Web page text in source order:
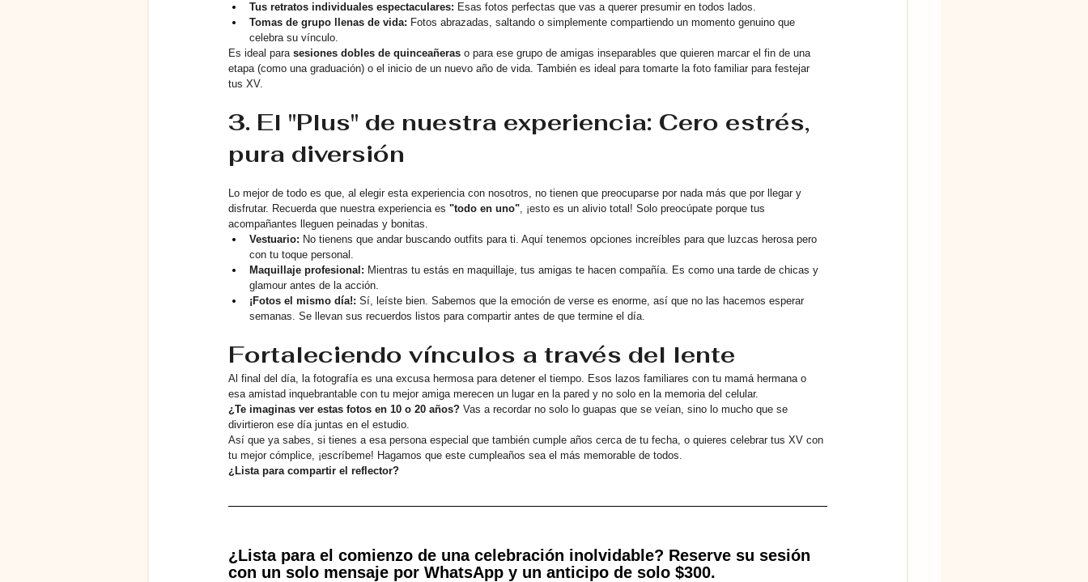
Tus retratos individuales espectaculares: Esas fotos perfectas que vas a querer presumir en todos lados.
Tomas de grupo llenas de vida: Fotos abrazadas, saltando o simplemente compartiendo un momento genuino que
celebra su vínculo.
Es ideal para sesiones dobles de quinceañeras o para ese grupo de amigas inseparables que quieren marcar el fin de una
etapa (como una graduación) o el inicio de un nuevo año de vida. También es ideal para tomarte la foto familiar para festejar
tus XV.
3. El "Plus" de nuestra experiencia: Cero estrés,
pura diversión
Lo mejor de todo es que, al elegir esta experiencia con nosotros, no tienen que preocuparse por nada más que por llegar y
disfrutar. Recuerda que nuestra experiencia es "todo en uno", ¡esto es un alivio total! Solo preocúpate porque tus
acompañantes lleguen peinadas y bonitas.
Vestuario: No tienens que andar buscando outfits para ti. Aquí tenemos opciones increíbles para que luzcas herosa pero
con tu toque personal.
Maquillaje profesional: Mientras tu estás en maquillaje, tus amigas te hacen compañía. Es como una tarde de chicas y
glamour antes de la acción.
¡Fotos el mismo día!: Sí, leíste bien. Sabemos que la emoción de verse es enorme, así que no las hacemos esperar
semanas. Se llevan sus recuerdos listos para compartir antes de que termine el día.
Fortaleciendo vínculos a través del lente
Al final del día, la fotografía es una excusa hermosa para detener el tiempo. Esos lazos familiares con tu mamá hermana o
esa amistad inquebrantable con tu mejor amiga merecen un lugar en la pared y no solo en la memoria del celular.
¿Te imaginas ver estas fotos en 10 o 20 años? Vas a recordar no solo lo guapas que se veían, sino lo mucho que se
divirtieron ese día juntas en el estudio.
Así que ya sabes, si tienes a esa persona especial que también cumple años cerca de tu fecha, o quieres celebrar tus XV con
tu mejor cómplice, ¡escríbeme! Hagamos que este cumpleaños sea el más memorable de todos.
¿Lista para compartir el reflector?
¿Lista para el comienzo de una celebración inolvidable? Reserve su sesión
con un solo mensaje por WhatsApp y un anticipo de solo $300.